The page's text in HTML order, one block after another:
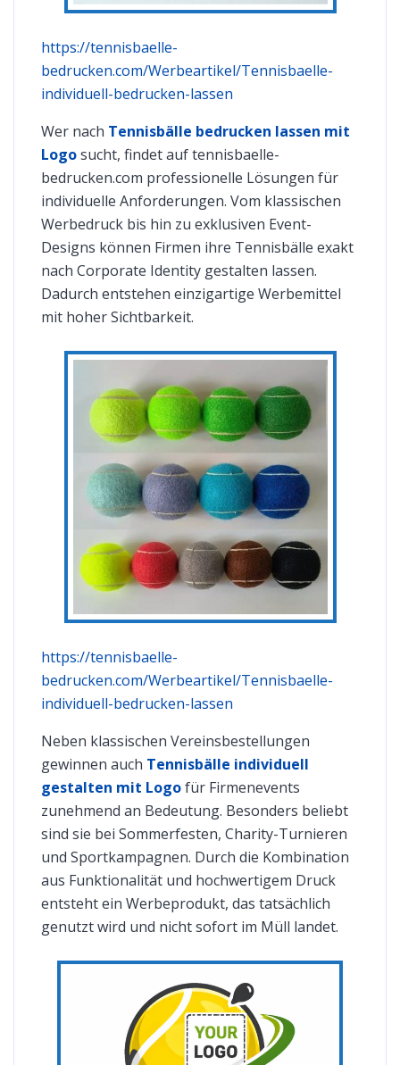
https://tennisbaelle-
bedrucken.com/Werbeartikel/Tennisbaelle-
individuell-bedrucken-lassen
Wer nach Tennisbälle bedrucken lassen mit
Logosucht, findet auf tennisbaelle-
bedrucken.com professionelle Lösungen für
individuelle Anforderungen. Vom klassischen
Werbedruck bis hin zu exklusiven Event-
Designs können Firmen ihre Tennisbälle exakt
nach Corporate Identity gestalten lassen.
Dadurch entstehen einzigartige Werbemittel
mit hoher Sichtbarkeit.
https://tennisbaelle-
bedrucken.com/Werbeartikel/Tennisbaelle-
individuell-bedrucken-lassen
Neben klassischen Vereinsbestellungen
gewinnen auch Tennisbälle individuell
gestalten mit Logofür Firmenevents
zunehmend an Bedeutung. Besonders beliebt
sind sie bei Sommerfesten, Charity-Turnieren
und Sportkampagnen. Durch die Kombination
aus Funktionalität und hochwertigem Druck
entsteht ein Werbeprodukt, das tatsächlich
genutzt wird und nicht sofort im Müll landet.